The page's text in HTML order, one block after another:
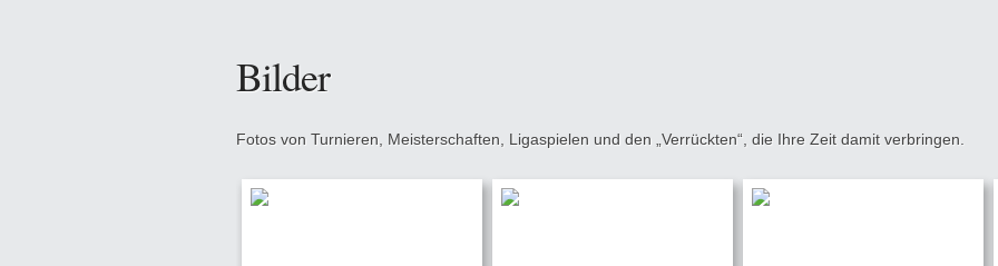
Bilder
Fotos von Turnieren, Meisterschaften, Ligaspielen und den „Verrückten“, die Ihre Zeit damit verbringen.